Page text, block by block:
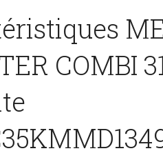
COMBI